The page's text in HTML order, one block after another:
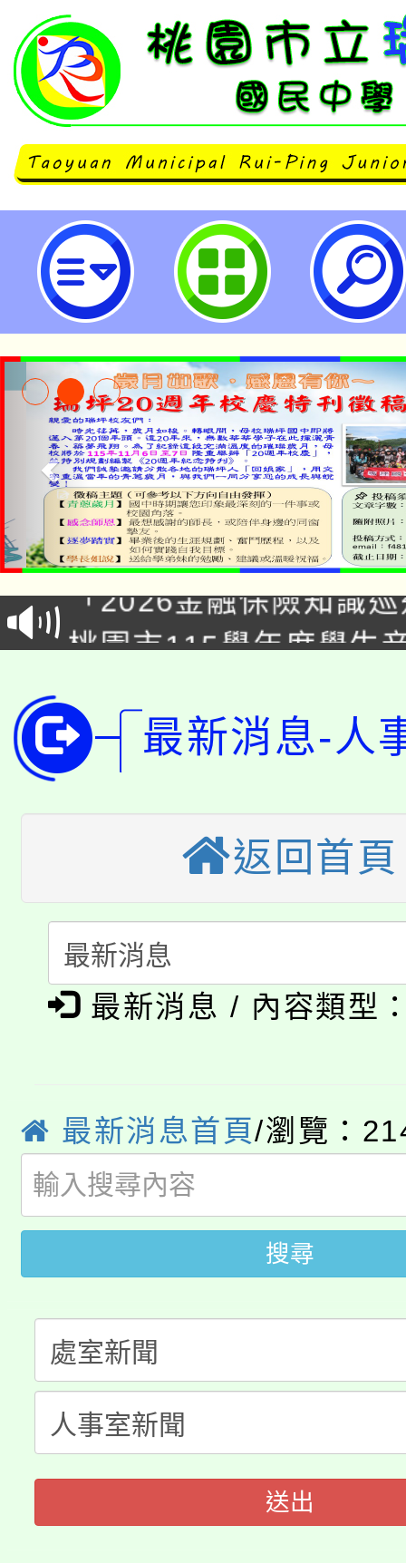
銓敘部函知考試院會同行政院修正
僱人員離職給與辦法」部分條文-
中學
公告本校115學年度第
代理(課)教師甄選結果(
「2026金融保險知識
車」活動
桃園市115學年度學生
代理(課)教師甄選結果(
公告本校115學年度第
代理(課)教師甄選結果(
轉知中國文化大學推廣
《TA101》溝通分析基
程，歡迎學生輔導中心
心理、諮商輔導、社會
系所師生報名參加。
轉知苗栗縣政府辦理
縣市「校園短影音徵
門員」簡章及活動海報
踴躍報名參加。
桃園市115學年度學生
要點
「桃園市補助參觀特色
展演活動實施計畫」
115年度「教育部表揚
義教育推展貢獻獎」
公告本校115學年度第
生本土語及新住民語歌
公告本校115學年度第
代理(課)教師甄選結果(
公告本校115學年度第
代理(課)教師甄選結果(
轉知中國文化大學推廣
《TA101》溝通分析基
程，歡迎學生輔導中心
心理、諮商輔導、社會
系所師生報名參加。
轉知苗栗縣政府辦理
縣市「校園短影音徵選
門員」簡章及活動海報
踴躍報名參加。
桃園市115學年度學生
要點
「桃園市補助參觀特色
展演活動實施計畫」
115年度「教育部表揚
義教育推展貢獻獎」
最新消息-人
返回首頁
最新消息 / 內容類型
最新消息首頁/瀏覽：
搜尋
送出